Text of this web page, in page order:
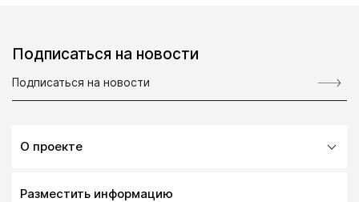
Подписаться на новости
О проекте
Разместить информацию